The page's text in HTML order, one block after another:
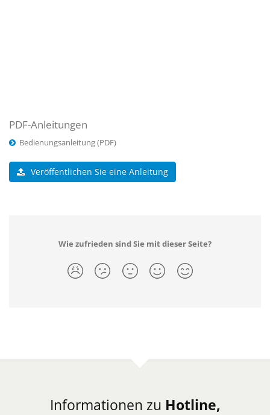
PDF-Anleitungen
Bedienungsanleitung (PDF)
Veröffentlichen Sie eine Anleitung
Wie zufrieden sind Sie mit dieser Seite?
Informationen zu Hotline,